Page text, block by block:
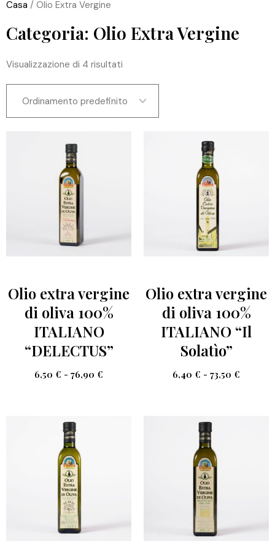
Casa / Olio Extra Vergine
Categoria: Olio Extra Vergine
Visualizzazione di 4 risultati
Olio extra vergine
di oliva 100%
ITALIANO
“DELECTUS”
6,50 € - 76,90 €
Olio extra vergine
di oliva 100%
ITALIANO “Il
Solatìo”
6,40 € - 73,50 €